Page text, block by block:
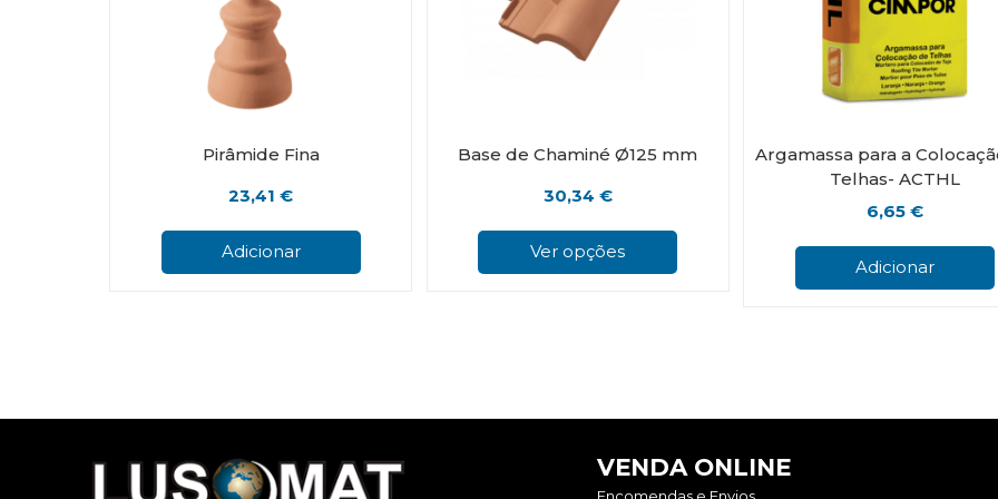
Pirâmide Fina
23,41€
Adicionar
Base de Chaminé Ø125 mm
30,34 €
Ver opções
chosen
the
product
Argamassa para a
Telhas- ACTHL
6,65 €
Adicionar
VENDA ONLINE
Encomendas e Envios